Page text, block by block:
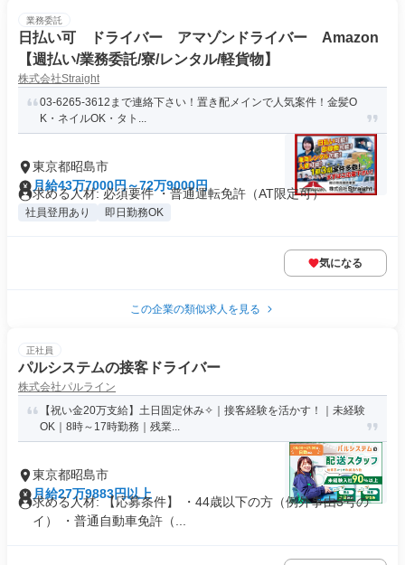
業務委託
日払い可 ドライバー アマゾンドライバー Amazon
【週払い/業務委託/寮/レンタル/軽貨物】
株式会社Straight
03-6265-3612まで連絡下さい！置き配メインで人気案件！金髪O
K・ネイルOK・タト...
東京都昭島市
月給43万7000円～72万9000円
求める人材: 必須要件 ・普通運転免許（AT限定可）
社員登用あり 即日勤務OK
気になる
この企業の類似求人を見る
正社員
パルシステムの接客ドライバー
株式会社パルライン
【祝い金20万支給】土日固定休み✧｜接客経験を活かす！｜未経験
OK｜8時～17時勤務｜残業...
東京都昭島市
月給27万9883円以上
求める人材: 【応募条件】 ・44歳以下の方（例外事由3号の
イ） ・普通自動車免許（...